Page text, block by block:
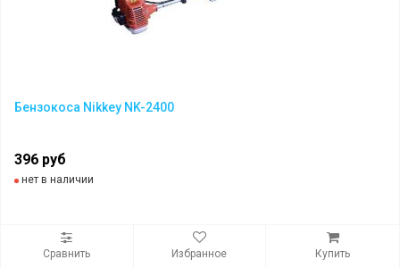
Бензокоса Nikkey NK-2400
396 руб
нет в наличии
Сравнить Избранное Купить